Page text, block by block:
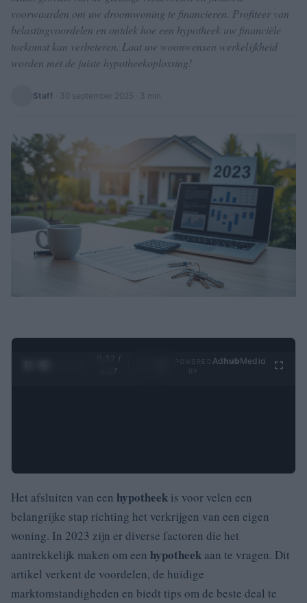
voorwaarden om uw droomwoning te financieren. Profiteer van
belastingvoordelen en ontdek hoe een hypotheek uw financiële
toekomst kan verbeteren. Laat uw woonwensen werkelijkheid
worden met de juiste hypotheekoplossing!
Staff 30 september 2025 · 3 min
0:28 /
4:27
Ad hubMedia
Het afsluiten van een hypotheek is voor velen een
belangrijke stap richting het verkrijgen van een eigen
woning. In 2023 zijn er diverse factoren die het
aantrekkelijk maken om een hypotheek aan te vragen. Dit
artikel verkent de voordelen, de huidige
marktomstandigheden en biedt tips om de beste deal te